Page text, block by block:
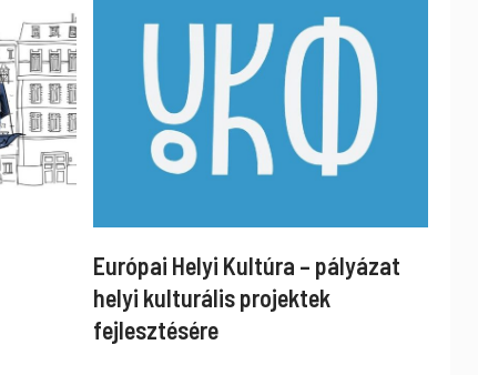
Európai Helyi Kultúra – pályázat
helyi kulturális projektek
fejlesztésére